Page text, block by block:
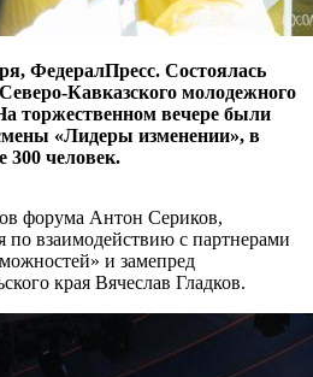
ФедералПресс. Состоялась
Кавказского молодежного
торжественном вечере были
«Лидеры изменении», в
300 человек.
форума Антон Сериков,
по взаимодействию с партнерами
и замепред
края Вячеслав Гладков.